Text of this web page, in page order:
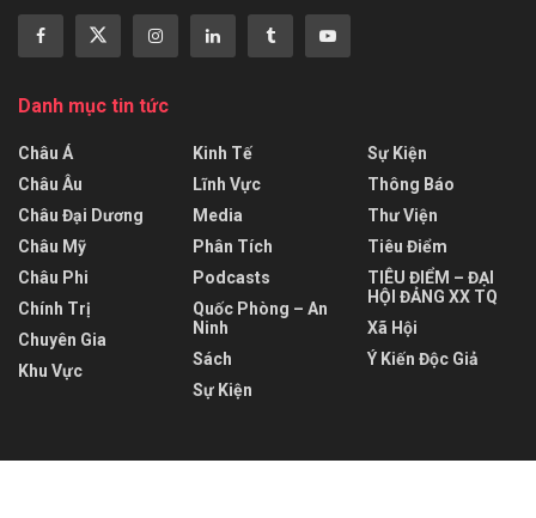
Danh mục tin tức
Châu Á
Châu Âu
Châu Đại Dương
Châu Mỹ
Châu Phi
Chính Trị
Chuyên Gia
Khu Vực
Kinh Tế
Lĩnh Vực
Media
Phân Tích
Podcasts
Quốc Phòng – An
Ninh
Sách
Sự Kiện
Sự Kiện
Thông Báo
Thư Viện
Tiêu Điểm
TIÊU ĐIỂM – ĐẠI
HỘI ĐẢNG XX TQ
Xã Hội
Ý Kiến Độc Giả